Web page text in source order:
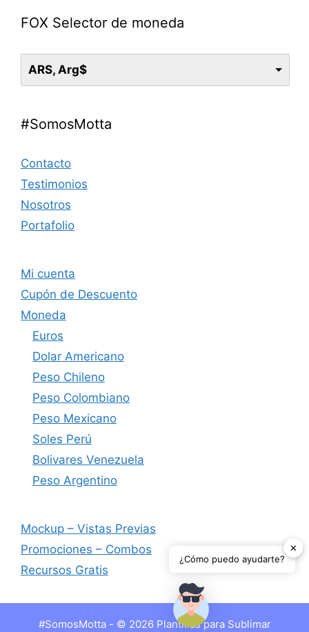
FOX Selector de moneda
ARS, Arg$
#SomosMotta
Contacto
Testimonios
Nosotros
Portafolio
Mi cuenta
Cupón de Descuento
Moneda
Euros
Dolar Americano
Peso Chileno
Peso Colombiano
Peso Mexicano
Soles Perú
Bolivares Venezuela
Peso Argentino
Mockup – Vistas Previas
Promociones – Combos
Recursos Gratis
#SomosMotta - © 2026 Plantillas para Sublimar
✕
¿Cómo puedo ayudarte?